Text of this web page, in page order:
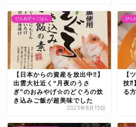
ぴんねず☆ごはん
【日本からの資産を放出中‼】
出雲大社近く“月夜のうさ
ぎ”のおみやげ☆のどぐろの炊
き込みご飯が超美味でした
2023年8月15日
ぴん
【
技⁇
る